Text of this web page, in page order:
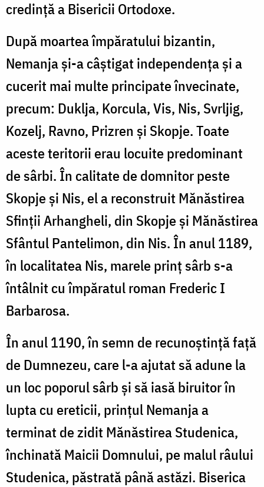
credință a Bisericii Ortodoxe.
După moartea împăratului bizantin,
Nemanja și-a câștigat independența și a
cucerit mai multe principate învecinate,
precum: Duklja, Korcula, Vis, Nis, Svrljig,
Kozelj, Ravno, Prizren și Skopje. Toate
aceste teritorii erau locuite predominant
de sârbi. În calitate de domnitor peste
Skopje și Nis, el a reconstruit Mănăstirea
Sfinții Arhangheli, din Skopje și Mănăstirea
Sfântul Pantelimon, din Nis. În anul 1189,
în localitatea Nis, marele prinț sârb s-a
întâlnit cu împăratul roman Frederic I
Barbarosa.
În anul 1190, în semn de recunoștință față
de Dumnezeu, care l-a ajutat să adune la
un loc poporul sârb și să iasă biruitor în
lupta cu ereticii, prințul Nemanja a
terminat de zidit Mănăstirea Studenica,
închinată Maicii Domnului, pe malul râului
Studenica, păstrată până astăzi. Biserica